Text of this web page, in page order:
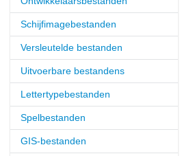
Schijfimagebestanden
Versleutelde bestanden
Uitvoerbare bestandens
Lettertypebestanden
Spelbestanden
GIS-bestanden